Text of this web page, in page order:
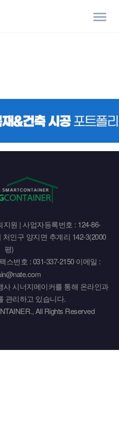
원 | 사업자등록번호 : 124-86-
인구 양지면 추계리 142-3(2000
평)
스번호 : 031-337-2150 이메일 :
시너지메이커를 통해 온라인과
관리하고 있습니다.
All Rights Reserved